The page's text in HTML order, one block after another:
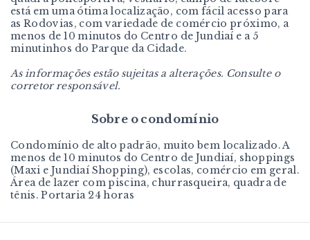
está em uma ótima localização, com fácil acesso para
as Rodovias, com variedade de comércio próximo, a
menos de 10 minutos do Centro de Jundiaí e a 5
minutinhos do Parque da Cidade.
As informações estão sujeitas a alterações. Consulte o
corretor responsável.
Sobre o condomínio
Condomínio de alto padrão, muito bem localizado. A
menos de 10 minutos do Centro de Jundiaí, shoppings
(Maxi e Jundiaí Shopping), escolas, comércio em geral.
Área de lazer com piscina, churrasqueira, quadra de
tênis. Portaria 24 horas